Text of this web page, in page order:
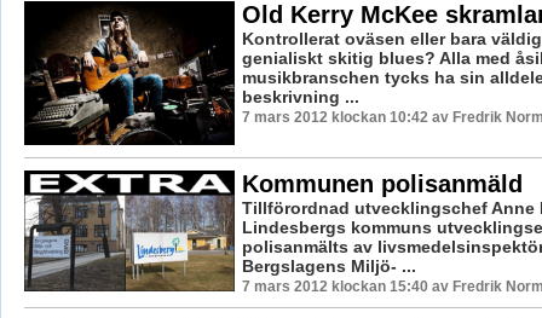
Old Kerry McKee
Kontrollerat oväsen eller bara
genialiskt skitig blues? Alla med
musikbranschen tycks ha sin
beskrivning ...
7 mars 2012 klockan 10:42 av Fredrik
Kommunen polisanmäld
Tillförordnad utvecklingschef Anne
Lindesbergs kommuns
polisanmälts av
Bergslagens Miljö- ...
7 mars 2012 klockan 15:40 av Fredrik